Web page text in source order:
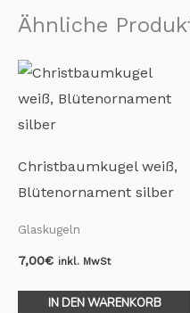
Ähnliche
Christbaumkugel weiß,
Blütenornament silber
Glaskugeln
7,00€ inkl. MwSt
IN DEN WARENKORB